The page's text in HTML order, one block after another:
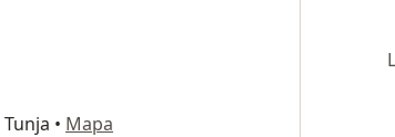
Tunja • Mapa